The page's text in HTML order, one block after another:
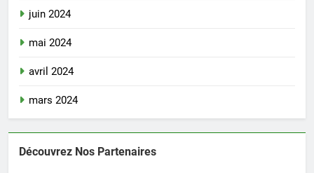
juin 2024
mai 2024
avril 2024
mars 2024
Découvrez Nos Partenaires